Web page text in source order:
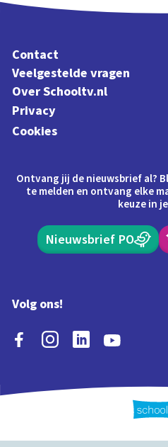
Contact
Veelgestelde vragen
Over Schooltv.nl
Privacy
Cookies
Ontvang jij de nieuwsbrief al?
te melden en ontvang elke
keuze in
Nieuwsbrief PO
Volg ons!